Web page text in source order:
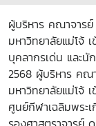
ผู้บริหาร คณาจาร
มหาวิทยาลัยแม่โจ้
บุคลากรเด่น และ
2568 ผู้บริหาร คณ
มหาวิทยาลัยแม่โจ้
ศูนย์กีฬาเฉลิมพระ